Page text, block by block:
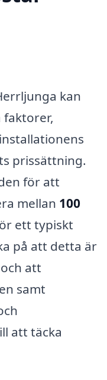
kan
prissättning.
för att
mellan 100
ett typiskt
på att detta är
att
samt
att täcka